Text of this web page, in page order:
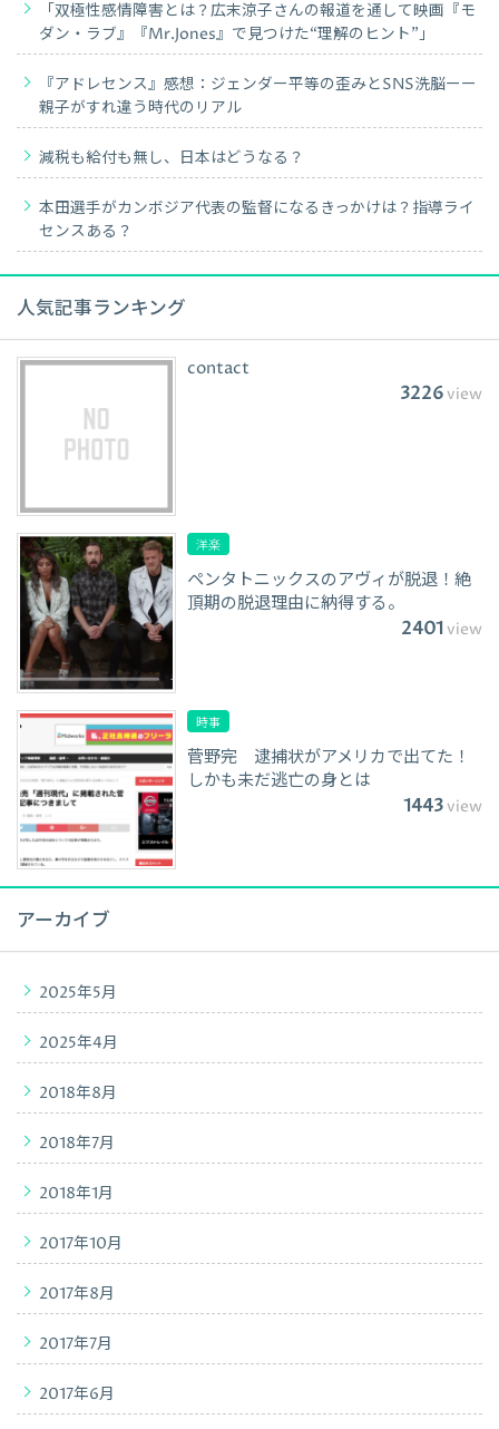
「双極性感情障害とは？広末涼子さんの報道を通して映画『モ
ダン・ラブ』『Mr.Jones』で見つけた“理解のヒント”」
『アドレセンス』感想：ジェンダー平等の歪みとSNS洗脳ーー
親子がすれ違う時代のリアル
減税も給付も無し、日本はどうなる？
本田選手がカンボジア代表の監督になるきっかけは？指導ライ
センスある？
人気記事ランキング
contact
3226view
洋楽
ペンタトニックスのアヴィが脱退！絶
頂期の脱退理由に納得する。
2401view
時事
菅野完 逮捕状がアメリカで出てた！
しかも未だ逃亡の身とは
1443view
アーカイブ
2025年5月
2025年4月
2018年8月
2018年7月
2018年1月
2017年10月
2017年8月
2017年7月
2017年6月